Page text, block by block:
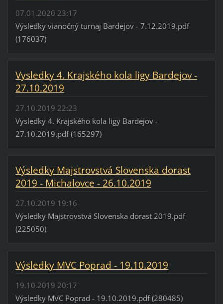
07.01.2020 23:17
Výsledky vianočný turnaj Bardejov - 7.12.2019.pdf
(176037)
Vysledky 4. Krajského kola ligy Bardejov -
27.10.2019
27.10.2019 22:23
Vysledky 4. Krajského kola ligy Bardejov -
27.10.2019.pdf (165297)
Výsledky Majstrovstvá Slovenska dorast
2019 - Michalovce - 26.10.2019
27.10.2019 19:16
Výsledky Majstrovstvá Slovenska dorast 2019.pdf
(225050)
Výsledky MVC Poprad - 19.10.2019
19.10.2019 20:17
Výsledky MVC Poprad - 19.10.2019.pdf (280485)